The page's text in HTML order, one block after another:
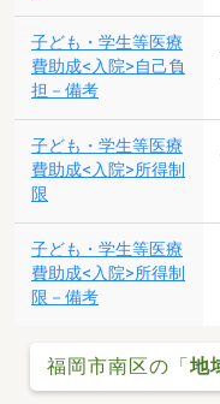
子ども・学生等医療
費助成<入院>自己負
担－備考
子ども・学生等医療
費助成<入院>所得制
限
子ども・学生等医療
費助成<入院>所得制
限－備考
福岡市南区の「地